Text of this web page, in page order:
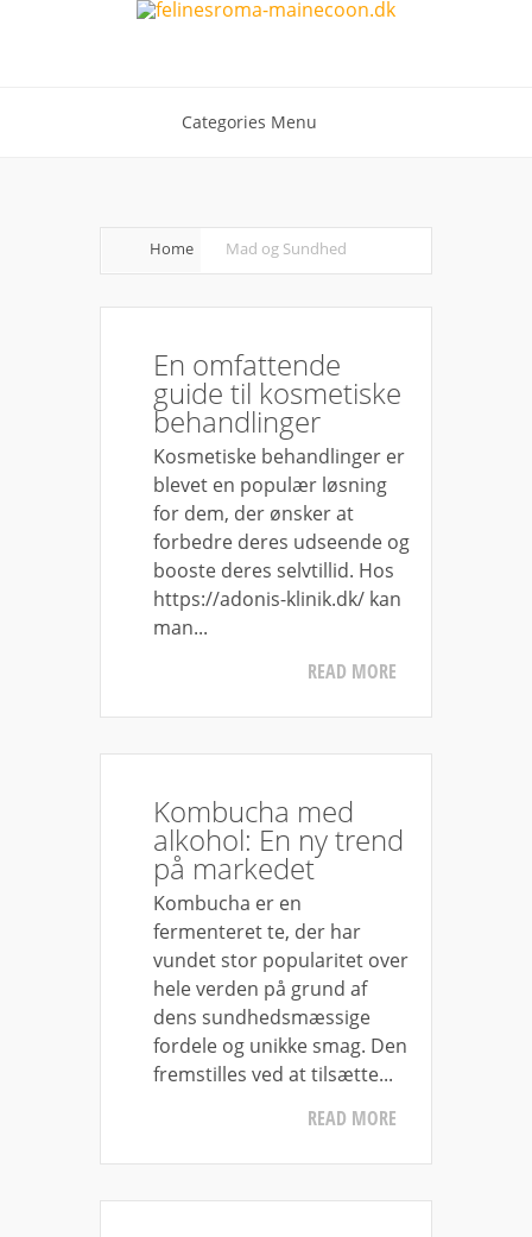
Categories Menu
Home Mad og Sundhed
En omfattende
guide til kosmetiske
behandlinger
Kosmetiske behandlinger er
blevet en populær løsning
for dem, der ønsker at
forbedre deres udseende og
booste deres selvtillid. Hos
https://adonis-klinik.dk/ kan
man...
READ MORE
Kombucha med
alkohol: En ny trend
på markedet
Kombucha er en
fermenteret te, der har
vundet stor popularitet over
hele verden på grund af
dens sundhedsmæssige
fordele og unikke smag. Den
fremstilles ved at tilsætte...
READ MORE